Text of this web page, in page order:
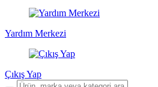
Yardım Merkezi
Çıkış Yap